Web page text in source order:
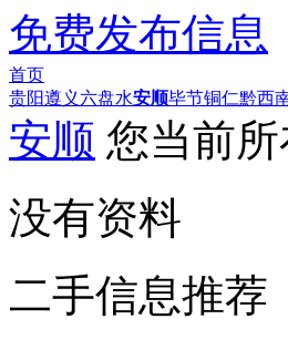
免费发布信息
首页
贵阳遵义 六盘水安顺毕节铜仁黔西
安顺 您当前所
没有资料
二手信息推荐